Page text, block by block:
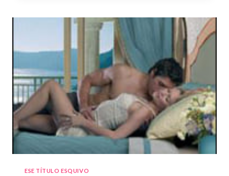
GRAN
ESCÁNDALO»
DANI
ESE TÍTULO ESQUIVO